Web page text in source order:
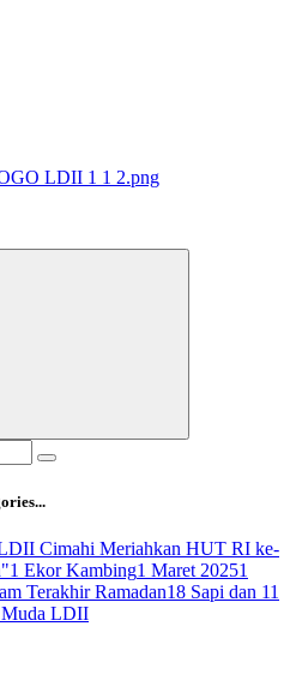
Cimahi Meriahkan HUT RI ke-
1 Ekor Kambing1 Maret 20251
Terakhir Ramadan18 Sapi dan 11
Muda LDII